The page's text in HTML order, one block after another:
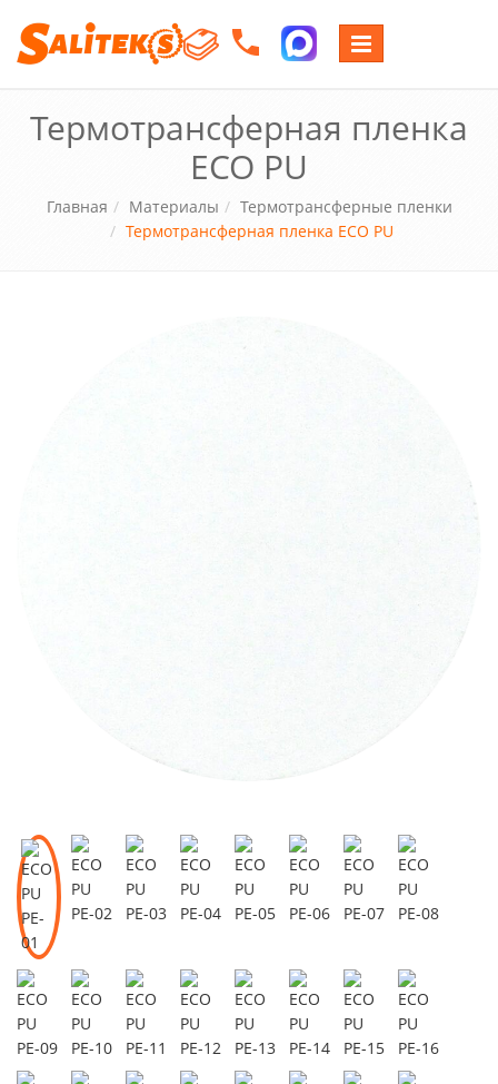
Переключение
навигации
Термотрансферная пленка
ECO PU
Главная Материалы
Термотрансферные пленки
Термотрансферная пленка ECO PU